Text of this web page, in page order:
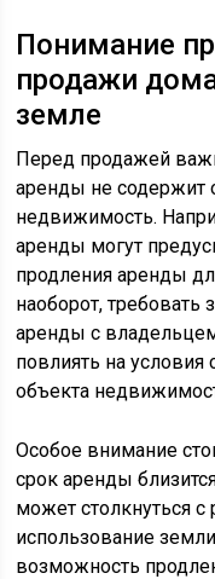
Понимание
продажи
земле
Перед продажей
аренды не содержит
недвижимость.
аренды могут
продления аренды
наоборот, требовать
аренды с
повлиять на условия
объекта
Особое внимание
срок аренды
может столкнуться
использование
возможность